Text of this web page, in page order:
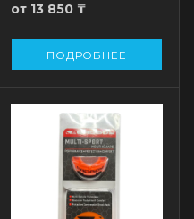
от 13 850 ₸
ПОДРОБНЕЕ